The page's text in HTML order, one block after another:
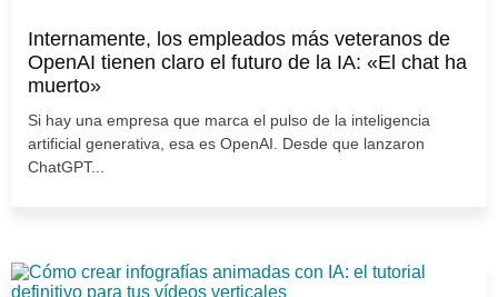
Internamente, los empleados más veteranos de
OpenAI tienen claro el futuro de la IA: «El chat ha
muerto»
Si hay una empresa que marca el pulso de la inteligencia
artificial generativa, esa es OpenAI. Desde que lanzaron
ChatGPT...